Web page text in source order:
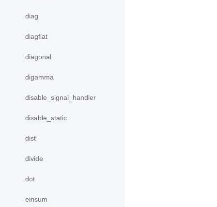
diag
diagflat
diagonal
digamma
disable_signal_handler
disable_static
dist
divide
dot
einsum